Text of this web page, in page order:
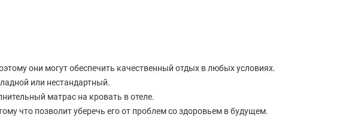
они могут обеспечить качественный отдых в любых условиях.
или нестандартный.
матрас на кровать в отеле.
что позволит уберечь его от проблем со здоровьем в будущем.